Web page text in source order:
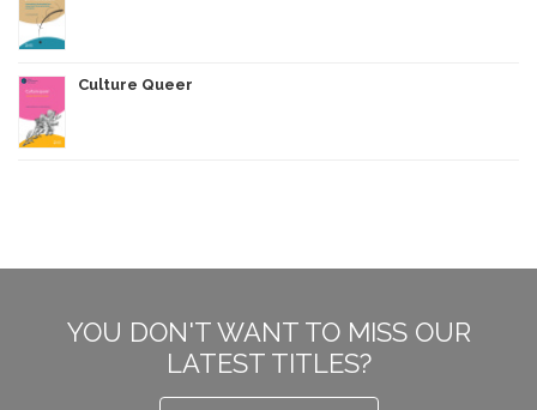
Culture Queer
YOU DON'T WANT TO MISS OUR
LATEST TITLES?